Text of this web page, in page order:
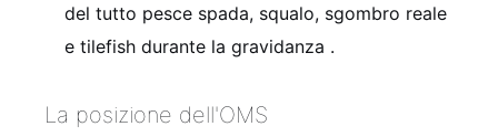
del tutto pesce spada, squalo, sgombro reale
e tilefish durante la gravidanza .
La posizione dell'OMS